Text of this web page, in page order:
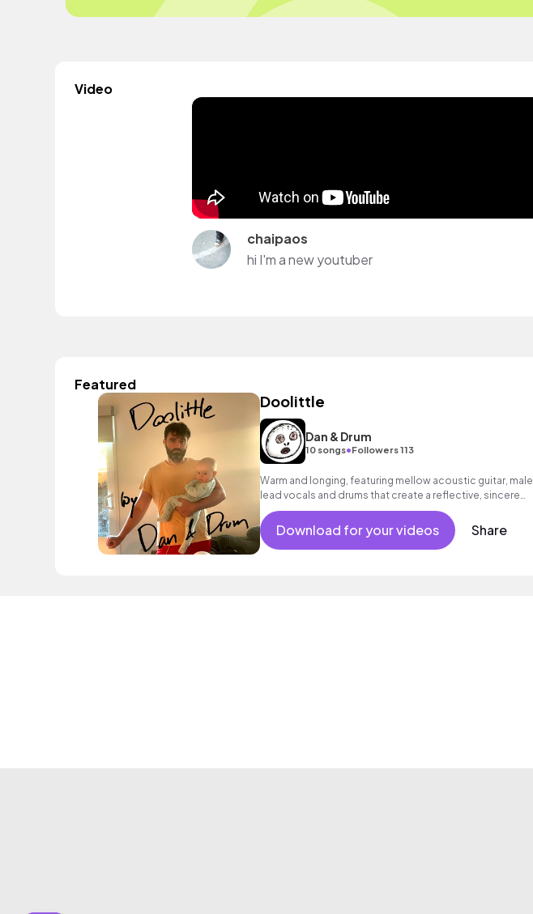
Video
chaipaos
hi I'm a new youtuber
Featured
Doolittle
Dan & Drum
10 songs•Followers 113
Warm and longing, featuring mellow acoustic guitar, male
lead vocals and drums that create a reflective, sincere
mood.
Download for your videos Share